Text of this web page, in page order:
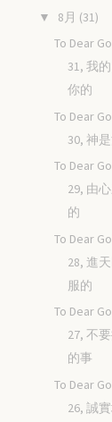
▼ 8月 (31)
To Dear
31, 我
你的
To Dear
30, 神
To Dear
29, 由
的
To Dear
28, 進
服的
To Dear
27, 不
的事
To Dear
26, 誠